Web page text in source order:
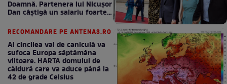
Doamnă. Partenera lui Nicușor
Dan câștigă un salariu foarte
RECOMANDARE PE ANTENA3.RO
Al cincilea val de caniculă va
sufoca Europa săptămâna
viitoare. HARTA domului de
căldură care va aduce până la
42 de grade Celsius